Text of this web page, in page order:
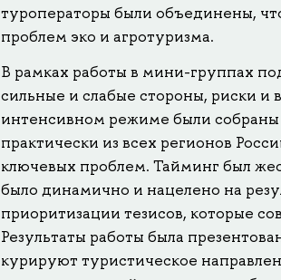
туроператоры были объединены,
проблем эко и агротуризма.
В рамках работы в мини-группах
сильные и слабые стороны, риски и
интенсивном режиме были
практически из всех регионов
ключевых проблем. Тайминг был
было динамично и нацелено на
приоритизации тезисов, которые
Результаты работы была
курируют туристическое